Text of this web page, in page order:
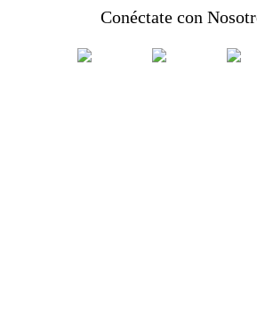
Conéctate con